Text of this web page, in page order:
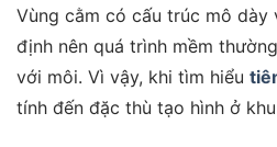
Vùng cằm có cấu trúc mô dày
định nên quá trình mềm
với môi. Vì vậy, khi tìm hiểu
tính đến đặc thù tạo hình ở